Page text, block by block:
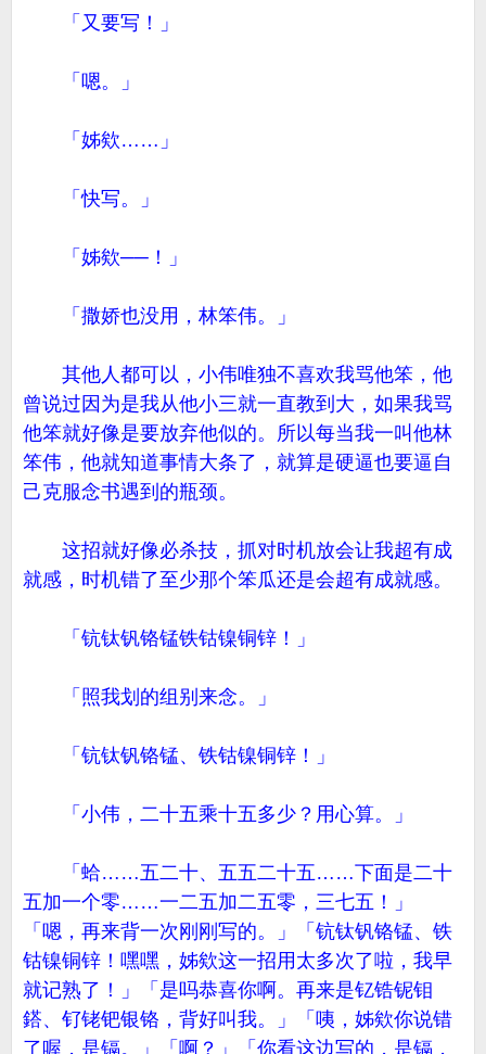
「又要写！」
「嗯。」
「姊欸……」
「快写。」
「姊欸──！」
「撒娇也没用，林笨伟。」
其他人都可以，小伟唯独不喜欢我骂他笨，他
曾说过因为是我从他小三就一直教到大，如果我骂
他笨就好像是要放弃他似的。所以每当我一叫他林
笨伟，他就知道事情大条了，就算是硬逼也要逼自
己克服念书遇到的瓶颈。
这招就好像必杀技，抓对时机放会让我超有成
就感，时机错了至少那个笨瓜还是会超有成就感。
「钪钛钒铬锰铁钴镍铜锌！」
「照我划的组别来念。」
「钪钛钒铬锰、铁钴镍铜锌！」
「小伟，二十五乘十五多少？用心算。」
「蛤……五二十、五五二十五……下面是二十
五加一个零……一二五加二五零，三七五！」
「嗯，再来背一次刚刚写的。」「钪钛钒铬锰、铁
钴镍铜锌！嘿嘿，姊欸这一招用太多次了啦，我早
就记熟了！」「是吗恭喜你啊。再来是钇锆铌钼
鎝、钌铑钯银铬，背好叫我。」「咦，姊欸你说错
了喔，是镉。」「啊？」「你看这边写的，是镉，